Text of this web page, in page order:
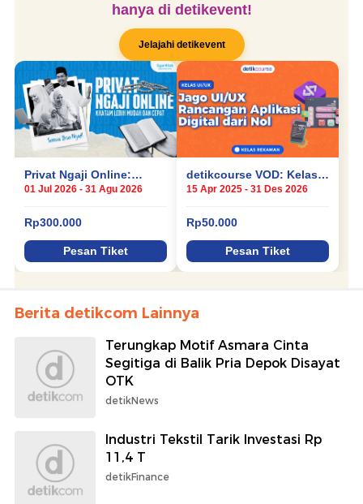
Berita detikcom Lainnya
Terungkap Motif Asmara Cinta
Segitiga di Balik Pria Depok Disayat
OTK
detikNews
Industri Tekstil Tarik Investasi Rp
11,4 T
detikFinance